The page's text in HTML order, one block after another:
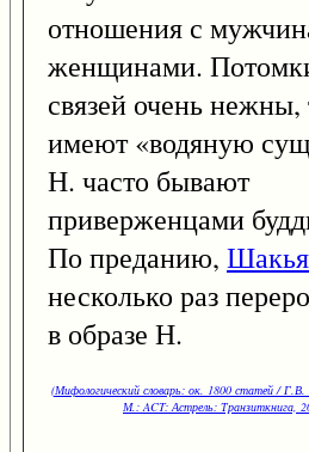
отношения с
женщинами.
связей очень нежны,
имеют «водяную
Н. часто бывают
приверженцами
По преданию,
несколько раз
в образе Н.
(Мифологический словарь: ок. 1800 статей /
М.: ACT: Астрель: Транзиткнига,